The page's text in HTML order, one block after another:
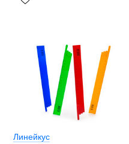
Линейкус